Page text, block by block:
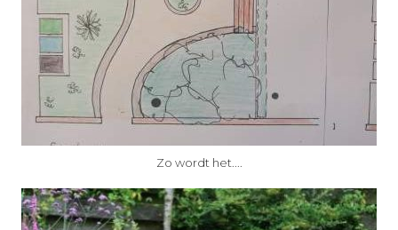
Zo wordt het....